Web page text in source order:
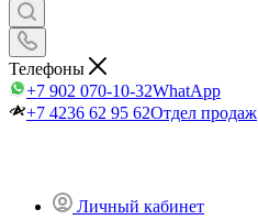
Телефоны
+7 902 070-10-32WhatApp
+7 4236 62 95 62Отдел продаж
Личный кабинет